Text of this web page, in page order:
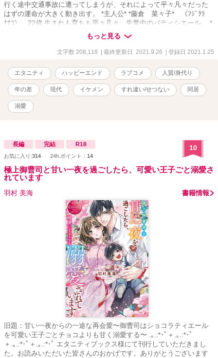
行く途中交通事故に遭ってしまうが、それによって平々凡々だった
はずの運命が大きく動き出す。 *主人公* *藤倉 菜々子* 《ﾌｼﾞｸﾗ
ﾅﾅｺ》 22歳 生まれも育ちも平々凡々。失業中のパティシエール。 *
桜小路 創* 《ｻｸﾗｺｳｼﾞ ﾊｼﾞﾒ》 27歳 生まれも育ちも超一流、ま
るで歩く上流階級。傲慢で我儘な財閥系企業グループのイケメン俺
様御曹司。 「なんだ？ 真っ赤になって固まって、まるで処女だ
殊能力持ちになった初心でうっかり者のパティシエールとある事情
から女性不信?となった無愛想で傲慢で我儘な俺様御曹司のスイーツ
と亀が織りなす切な甘い恋✧ ※完結後に修正しましたが内容に変
更はありません。 ※他視点あり。 ※第三部より大人表現が入る予定
です。章題に♡と表記します。 ※傲慢で俺様なヒーローなので強引
だったり無理矢理な場面もあります。苦手な方はご注意ください。
催、小説大賞＆コミック原作大賞、恋愛ファンタジー部門、一次選
考通過✧ ✥21.1.25 連載開始21.06.28完結✥
もっと見る
文字数 208,118 | 最終更新日 2021.9.26 | 登録日 2021.1.25
エタニティ ハッピーエンド ラブコメ 人質/身代り
年の差 現代 イケメン すれ違い/せつない 同居
溺愛
長編 完結 R18
お気に入り:314 24h.ポイント： 14
10
極上御曹司と甘い一夜を過ごしたら、可愛い王子ごと溺愛さ
れています
羽村 美海 書籍情報
旧題：甘い一夜からの一途な再会愛〜御曹司はショコラティエール
を可愛い王子ごとチョコよりも甘く溺愛する〜 .｡.:*･ﾟ＋.｡.:*･ﾟ
＋.｡.:*･ﾟ＋.｡.:*･ﾟ エタニティブックス様にて刊行していただきまし
た。お読みいただいた皆さんのおかげです。ありがとうございます